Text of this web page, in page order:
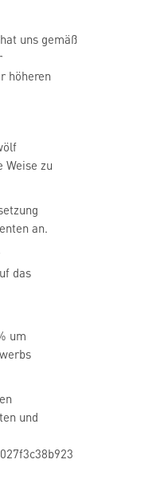
uns gemäß
höheren
zu
an.
das
um
und